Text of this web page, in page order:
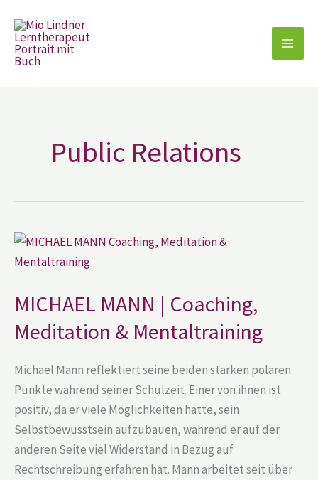
Inhalt
springen
Public Relations
MICHAEL MANN | Coaching,
Meditation & Mentaltraining
Michael Mann reflektiert seine beiden starken polaren
Punkte während seiner Schulzeit. Einer von ihnen ist
positiv, da er viele Möglichkeiten hatte, sein
Selbstbewusstsein aufzubauen, während er auf der
anderen Seite viel Widerstand in Bezug auf
Rechtschreibung erfahren hat. Mann arbeitet seit über
MICHAEL
MANN
|
&
Mentaltraining